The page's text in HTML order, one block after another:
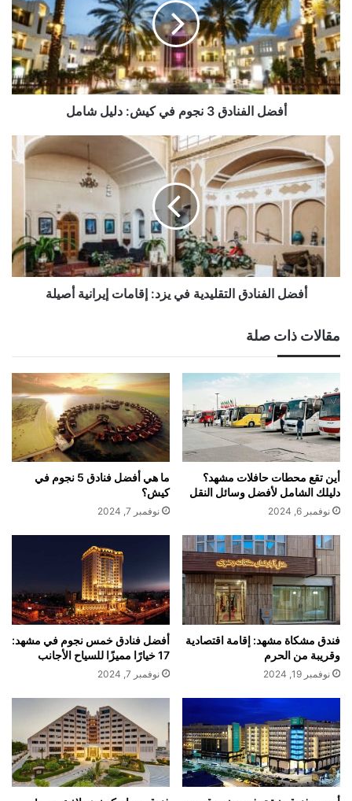
نجوم
في
كيش:
دليل
شامل
أفضل الفنادق 3 نجوم في كيش: دليل شامل
أفضل
الفنادق
التقليدية
يزد:
إقامات
إيرانية
أصيلة
أفضل الفنادق التقليدية في يزد: إقامات إيرانية أصيلة
مقالات ذات صلة
أين تقع محطات حافلات مشهد؟
دليلك الشامل لأفضل وسائل النقل
نوفمبر 6, 2024
ما هي أفضل فنادق 5 نجوم في
كيش؟
نوفمبر 7, 2024
فندق مشكاة مشهد: إقامة اقتصادية
وقريبة من الحرم
نوفمبر 19, 2024
أفضل فنادق خمس نجوم في مشهد:
17 خيارًا مميزًا للسياح الأجانب
نوفمبر 7, 2024